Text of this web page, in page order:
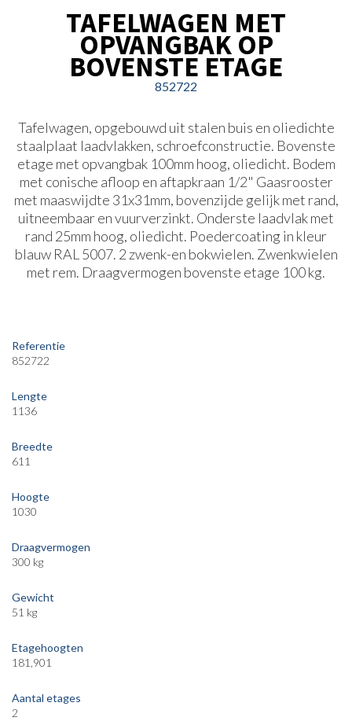
TAFELWAGEN MET
OPVANGBAK OP
BOVENSTE ETAGE
852722
Tafelwagen, opgebouwd uit stalen buis en oliedichte
staalplaat laadvlakken, schroefconstructie. Bovenste
etage met opvangbak 100mm hoog, oliedicht. Bodem
met conische afloop en aftapkraan 1/2" Gaasrooster
met maaswijdte 31x31mm, bovenzijde gelijk met rand,
uitneembaar en vuurverzinkt. Onderste laadvlak met
rand 25mm hoog, oliedicht. Poedercoating in kleur
blauw RAL 5007. 2 zwenk-en bokwielen. Zwenkwielen
met rem. Draagvermogen bovenste etage 100 kg.
Referentie
852722
Lengte
1136
Breedte
611
Hoogte
1030
Draagvermogen
300 kg
Gewicht
51 kg
Etagehoogten
181,901
Aantal etages
2